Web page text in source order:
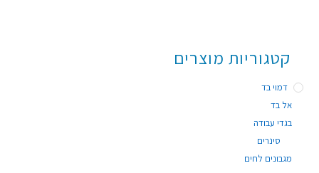
קטגוריות מוצרים
דמוי בד
אל בד
בגדי עבודה
סינרים
מגבונים לחים